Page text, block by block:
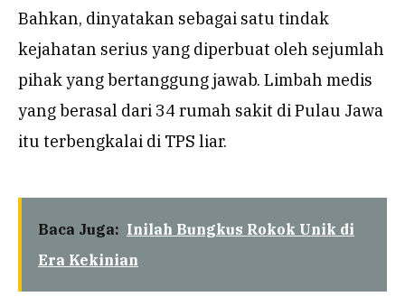
Bahkan, dinyatakan sebagai satu tindak
kejahatan serius yang diperbuat oleh sejumlah
pihak yang bertanggung jawab. Limbah medis
yang berasal dari 34 rumah sakit di Pulau Jawa
itu terbengkalai di TPS liar.
Baca Juga: Inilah Bungkus Rokok Unik di
Era Kekinian